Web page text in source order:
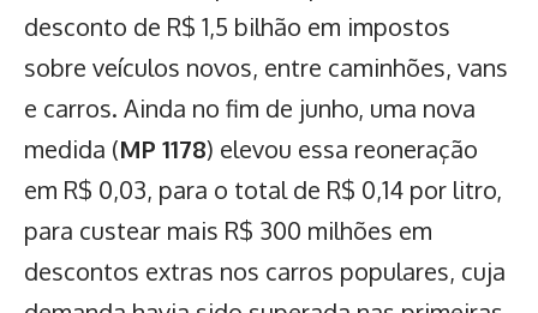
desconto de R$ 1,5 bilhão em impostos
sobre veículos novos, entre caminhões, vans
e carros. Ainda no fim de junho, uma nova
medida (MP 1178) elevou essa reoneração
em R$ 0,03, para o total de R$ 0,14 por litro,
para custear mais R$ 300 milhões em
descontos extras nos carros populares, cuja